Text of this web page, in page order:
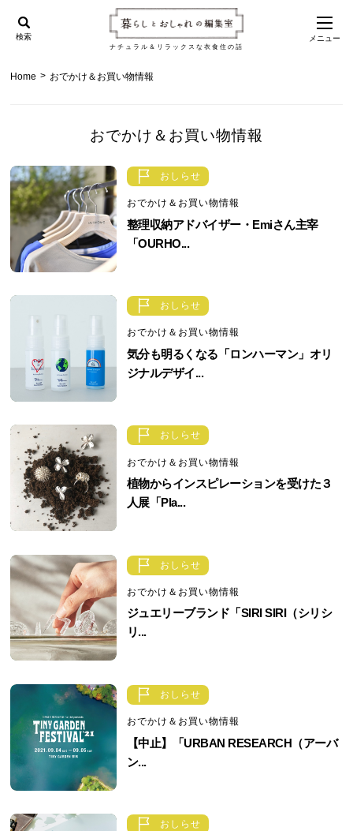
ナチュラル＆リラックスな衣食住の話
検索 メニュー
Home > おでかけ＆お買い物情報
おでかけ＆お買い物情報
おしらせ
おでかけ＆お買い物情報
整理収納アドバイザー・Emiさん主宰
「OURHO...
おしらせ
おでかけ＆お買い物情報
気分も明るくなる「ロンハーマン」オリ
ジナルデザイ...
おしらせ
おでかけ＆お買い物情報
植物からインスピレーションを受けた３
人展「Pla...
おしらせ
おでかけ＆お買い物情報
ジュエリーブランド「SIRI SIRI（シリシ
リ...
おしらせ
おでかけ＆お買い物情報
【中止】「URBAN RESEARCH（アーバ
ン...
おしらせ